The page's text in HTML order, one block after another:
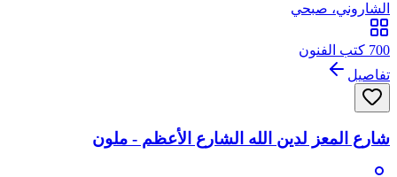
الشاروني، صبحي
700 كتب الفنون
تفاصيل
شارع المعز لدين الله الشارع الأعظم - ملون